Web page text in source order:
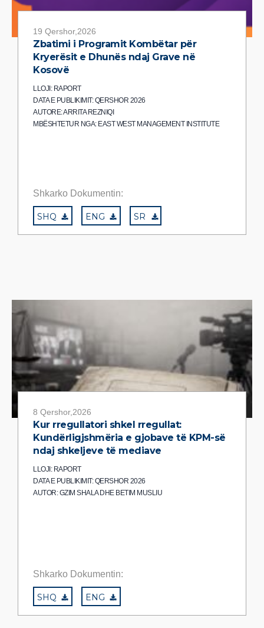
19 Qershor,2026
Zbatimi i Programit Kombëtar për
Kryerësit e Dhunës ndaj Grave në
Kosovë
LLOJI: RAPORT
DATA E PUBLIKIMIT: QERSHOR 2026
AUTORE: ARRITA REZNIQI
MBËSHTETUR NGA: EAST WEST MANAGEMENT INSTITUTE
Shkarko Dokumentin:
SHQ ENG SR
8 Qershor,2026
Kur rregullatori shkel rregullat:
Kundërligjshmëria e gjobave të KPM-së
ndaj shkeljeve të mediave
LLOJI: RAPORT
DATA E PUBLIKIMIT: QERSHOR 2026
AUTOR: GZIM SHALA DHE BETIM MUSLIU
Shkarko Dokumentin:
SHQ ENG